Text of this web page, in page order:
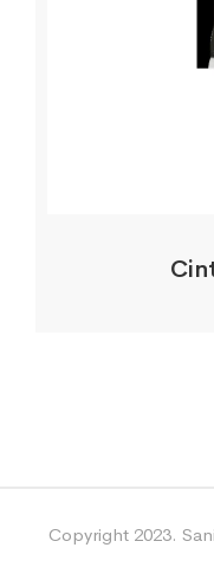
Copyright 2023.